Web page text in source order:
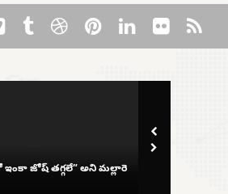
జోష్ తగ్గలే” అని మల్లారె